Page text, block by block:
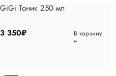
GiGi Тоник 250 мл
3 350₽ В корзину